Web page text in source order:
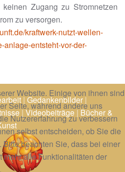
Zugang zu Stromnetzen
zu versorgen.
kraftwerk-nutzt-wellen-
entsteht-vor-der-
|Gedankenbilder|
|Videobeiträge|Bücher &
Website. Einige von ihnen sind
Seite, während andere uns
Nutzererfahrung zu verbessern
selbst entscheiden, ob Sie die
beachten Sie, dass bei einer
alle Funktionalitäten der